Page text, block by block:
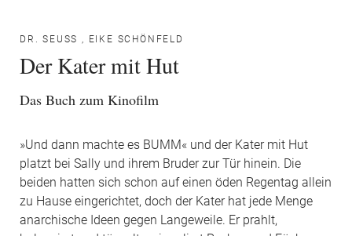
DR. SEUSS , EIKE SCHÖNFELD
Der Kater mit Hut
Das Buch zum Kinofilm
»Und dann machte es BUMM« und der Kater mit Hut
platzt bei Sally und ihrem Bruder zur Tür hinein. Die
beiden hatten sich schon auf einen öden Regentag allein
zu Hause eingerichtet, doch der Kater hat jede Menge
anarchische Ideen gegen Langeweile. Er prahlt,